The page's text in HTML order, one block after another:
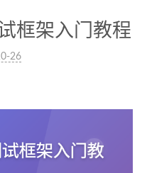
框架入门教程
26